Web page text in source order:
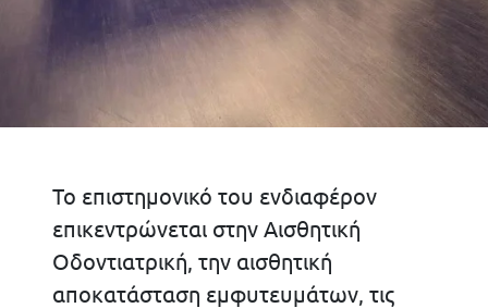
Το επιστημονικό του ενδιαφέρον
επικεντρώνεται στην Αισθητική
Οδοντιατρική, την αισθητική
αποκατάσταση εμφυτευμάτων, τις